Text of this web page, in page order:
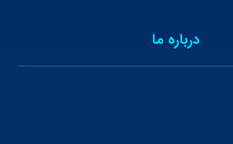
درباره ما